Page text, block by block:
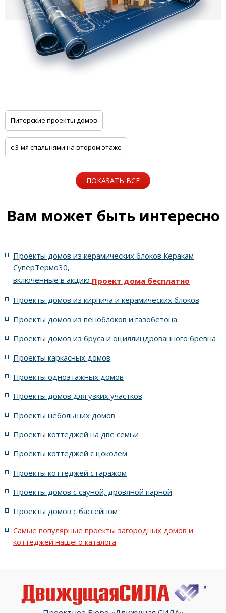
Питерские проекты домов
с 3-мя спальнями на втором этаже
Проекты классических домов 21x24 метров
с тремя спальнями на первом этаже
из искусственного камня WhiteHills Эль Торро (El Torre)
для семьи из шести человек 15x24 метров
для семьи из пяти человек
Проекты прямоугольных домов
Все проекты домов серии Атриа
с большим бассейном Проекты узких домов
с баней внутри дома Проекты небольших домов
с 5-ю спальнями
ПОКАЗАТЬ ВСЕ
Вам может быть интересно
Проекты домов из керамических блоков Керакам
СуперТермо30,
включённые в акциюПроект дома бесплатно
Проекты домов из кирпича и керамических блоков
Проекты домов из пеноблоков и газобетона
Проекты домов из бруса и оциллиндрованного бревна
Проекты каркасных домов
Проекты одноэтажных домов
Проекты домов для узких участков
Проекты небольших домов
Проекты коттеджей на две семьи
Проекты коттеджей с цоколем
Проекты коттеджей с гаражом
Проекты домов с сауной, дровяной парной
Проекты домов с бассейном
Самые популярные проекты загородных домов и
коттеджей нашего каталога